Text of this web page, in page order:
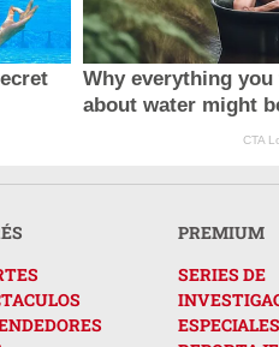
Why everything
about water might
CTA
PREMIUM
SERIES DE
ESPECIALES